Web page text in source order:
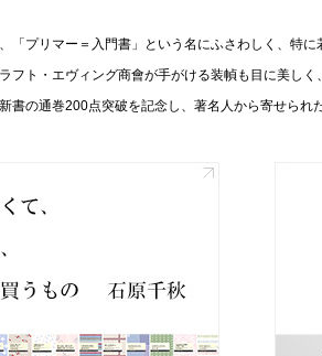
「プリマー＝入門書」という名にふさわしく、特
フト・エヴィング商會が手がける装幀も目に美しく
書の通巻200点突破を記念し、著名人から寄せられ